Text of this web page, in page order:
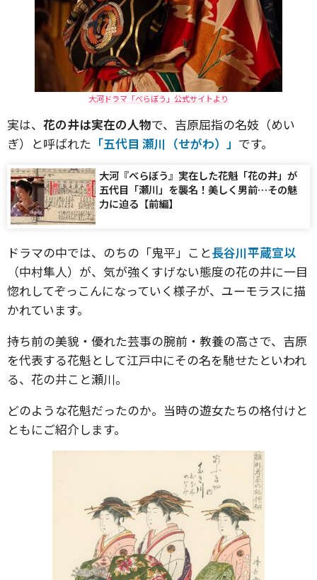
大河ドラマ「べらぼう」公式サイトより
実は、 花の井は実在の人物で、吉原屈指の名妓（めい
ぎ）と呼ばれた 「五代目 瀬川（せがわ）」 です。
大河『べらぼう』実在した花魁「花の井」が
五代目「瀬川」を襲名！美しく男前…その魅
力に迫る【前編】
ドラマの中では、のちの「鬼平」こと長谷川平蔵宣以
（中村隼人）が、気が強くすげない態度の花の井に一目
惚れしてぞっこんになっていく様子が、ユーモラスに描
かれています。
持ち前の美貌・優れた芸事の腕前・教養の高さで、吉原
を代表する花魁として江戸中にその名を馳せたといわれ
る、花の井こと瀬川。
どのような花魁だったのか。当時の遊女たちの格付けと
ともにご紹介します。